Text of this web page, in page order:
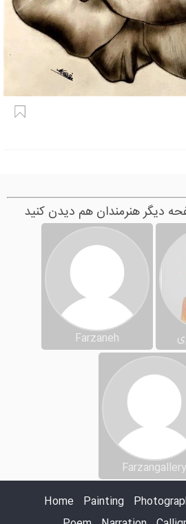
دیگر هنرمندان هم دیدن کنید
Farzaneh
Farzangallery
Home
Painting